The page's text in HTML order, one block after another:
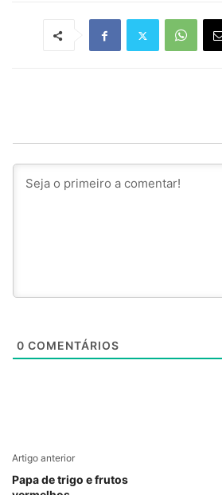
0 COMENTÁRIOS
Artigo anterior
Papa de trigo e frutos